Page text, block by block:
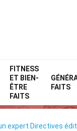
FITNESS
ET BIEN-
ÊTRE
FAITS
FAITS
Faits
expert Directives